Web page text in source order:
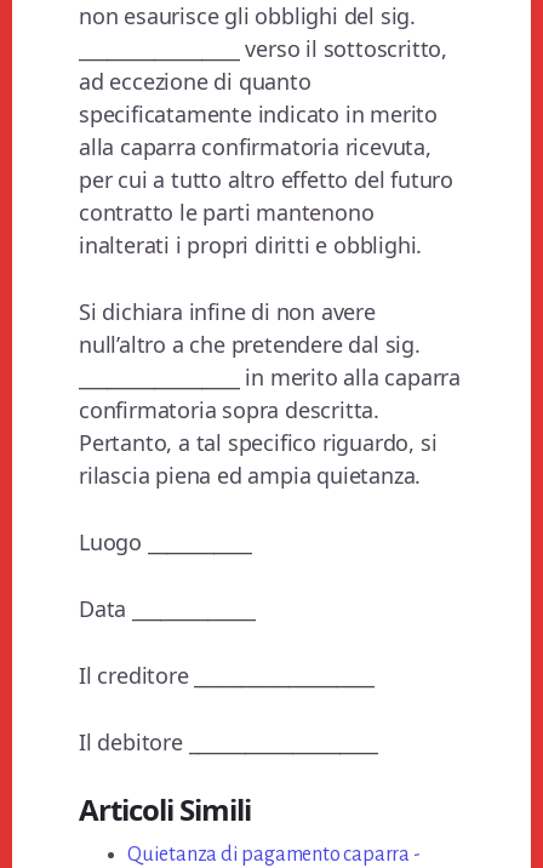
non esaurisce gli obblighi del sig.
_________________ verso il sottoscritto,
ad eccezione di quanto
specificatamente indicato in merito
alla caparra confirmatoria ricevuta,
per cui a tutto altro effetto del futuro
contratto le parti mantenono
inalterati i propri diritti e obblighi.
Si dichiara infine di non avere
null’altro a che pretendere dal sig.
_________________ in merito alla caparra
confirmatoria sopra descritta.
Pertanto, a tal specifico riguardo, si
rilascia piena ed ampia quietanza.
Luogo ___________
Data _____________
Il creditore ___________________
Il debitore ____________________
Articoli Simili
Quietanza di pagamento caparra -